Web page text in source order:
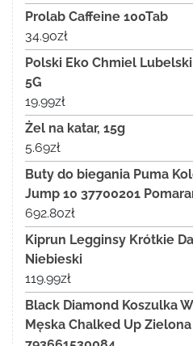
Prolab Caffeine 100Tab
34.90zł
Polski Eko Chmiel
5G
19.99zł
Żel na katar, 15g
5.69zł
Buty do biegania Puma
Jump 10 37700201
692.80zł
Kiprun Legginsy Krótkie
Niebieski
119.99zł
Black Diamond Koszulka
Męska Chalked Up